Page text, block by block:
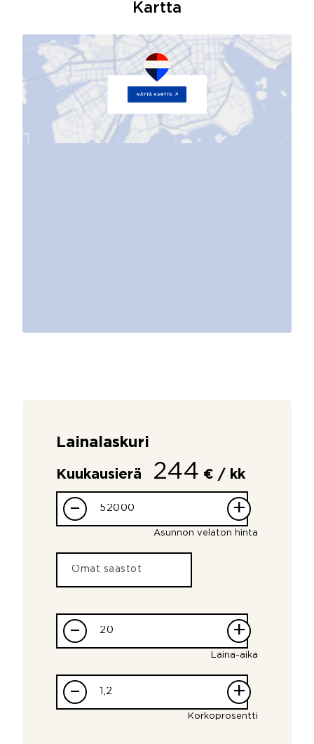
Kartta
Lainalaskuri
Kuukausierä 244 € / kk
– +
Asunnon velaton hinta
– +
Laina-aika
– +
Korkoprosentti